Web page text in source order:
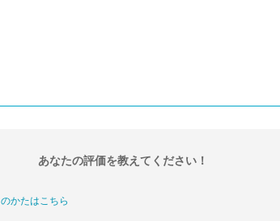
あなたの評価を教えてください！
かたはこちら